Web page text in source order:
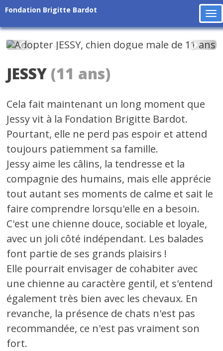
Fondation Brigitte Bardot
Précédent
JESSY (11 ans)
Cela fait maintenant un long moment que
Jessy vit à la Fondation Brigitte Bardot.
Pourtant, elle ne perd pas espoir et attend
toujours patiemment sa famille.
Jessy aime les câlins, la tendresse et la
compagnie des humains, mais elle apprécie
tout autant ses moments de calme et sait le
faire comprendre lorsqu'elle en a besoin.
C'est une chienne douce, sociable et loyale,
avec un joli côté indépendant. Les balades
font partie de ses grands plaisirs !
Elle pourrait envisager de cohabiter avec
une chienne au caractère gentil, et s'entend
également très bien avec les chevaux. En
revanche, la présence de chats n'est pas
recommandée, ce n'est pas vraiment son
fort.